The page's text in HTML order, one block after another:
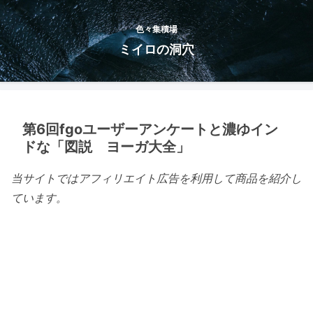
色々集積場
ミイロの洞穴
第6回fgoユーザーアンケートと濃ゆイン
ドな「図説 ヨーガ大全」
当サイトではアフィリエイト広告を利用して商品を紹介し
ています。